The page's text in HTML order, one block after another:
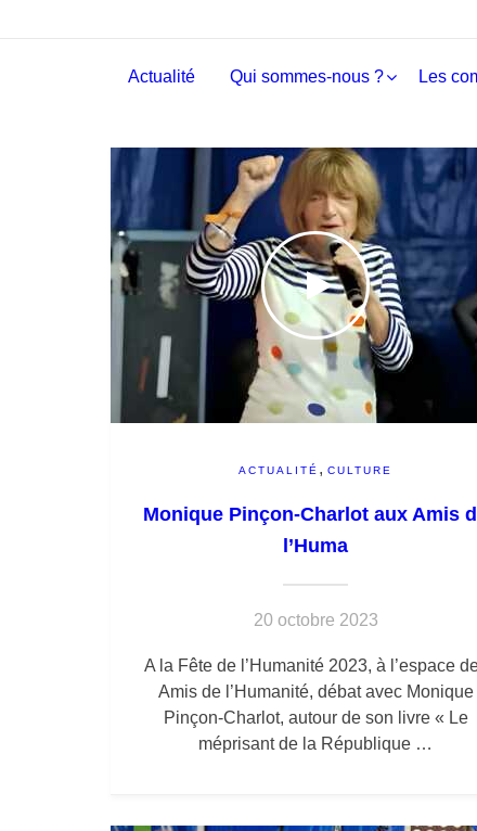
Actualité Qui sommes-nous ? Les
ACTUALITÉ ,CULTURE
Monique Pinçon-Charlot aux Amis
l’Huma
20 octobre 2023
A la Fête de l’Humanité 2023, à l’espace
Amis de l’Humanité, débat avec Monique
Pinçon-Charlot, autour de son livre « Le
méprisant de la République …